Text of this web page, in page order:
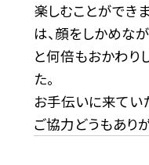
楽しむことができ
は、顔をしかめなが
と何倍もおかわり
た。
お手伝いに来てい
ご協力どうもあり